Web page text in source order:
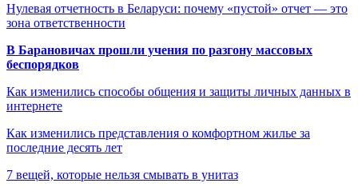
Нулевая отчетность в Беларуси: почему «пустой» отчет — это
зона ответственности
В Барановичах прошли учения по разгону массовых
беспорядков
Как изменились способы общения и защиты личных данных в
интернете
Как изменились представления о комфортном жилье за
последние десять лет
7 вещей, которые нельзя смывать в унитаз